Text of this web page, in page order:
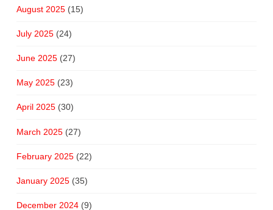
August 2025(15)
July 2025(24)
June 2025(27)
May 2025(23)
April 2025(30)
March 2025(27)
February 2025(22)
January 2025(35)
December 2024(9)